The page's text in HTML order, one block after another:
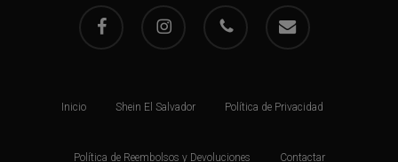
facebook instagram phone email
Inicio Shein El Salvador Política de Privacidad
Política de Reembolsos y Devoluciones Contactar